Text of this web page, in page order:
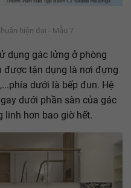
hiện đại - Mẫu 7
dụng gác lửng ở phòng
được tận dụng là nơi đựng
dưới là bếp đun. Hệ
dưới phần sàn của gác
linh hơn bao giờ hết.